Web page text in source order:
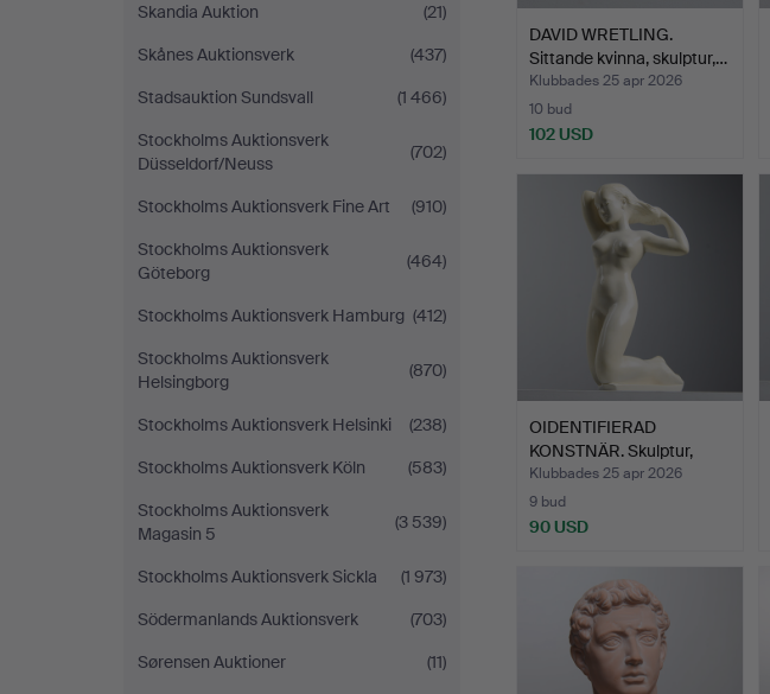
Skandia Auktion
(21)
Skånes Auktionsverk
(437)
Stadsauktion Sundsvall
(1 466)
Stockholms Auktionsverk
Düsseldorf/Neuss
(702)
Stockholms Auktionsverk Fine Art
(910)
Stockholms Auktionsverk
Göteborg
(464)
Stockholms Auktionsverk Hamburg (412)
Stockholms Auktionsverk
Helsingborg
(870)
Stockholms Auktionsverk Helsinki
(238)
Stockholms Auktionsverk Köln
(583)
Stockholms Auktionsverk
Magasin 5
(3 539)
Stockholms Auktionsverk Sickla
(1 973)
Södermanlands Auktionsverk
(703)
Sørensen Auktioner
(11)
DAVID WRETLING.
Sittande kvinna, skulptur,…
Klubbades 25 apr 2026
10 bud
102 USD
OIDENTIFIERAD
KONSTNÄR. Skulptur,
signerad…
Klubbades 25 apr 2026
9 bud
90 USD